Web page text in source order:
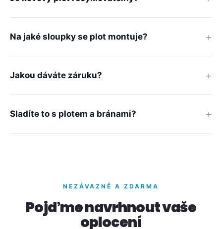
Na jaké sloupky se plot montuje?
Jakou dáváte záruku?
Sladíte to s plotem a bránami?
NEZÁVAZNĚ A ZDARMA
Pojďme navrhnout vaše
oplocení